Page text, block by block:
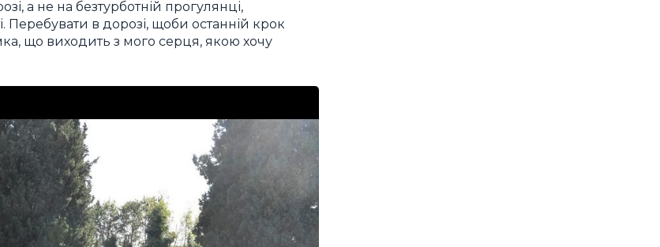
а не на безтурботній прогулянці,
Перебувати в дорозі, щоби останній крок
що виходить з мого серця, якою хочу